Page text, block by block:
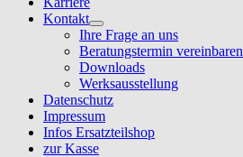
Kontakt
Ihre Frage an uns
Beratungstermin vereinbaren
Downloads
Werksausstellung
Datenschutz
Impressum
Infos Ersatzteilshop
zur Kasse